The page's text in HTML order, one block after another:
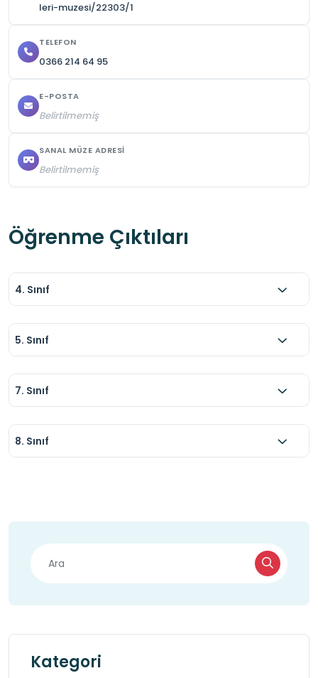
leri-muzesi/22303/1
TELEFON
0366 214 64 95
E-POSTA
Belirtilmemiş
SANAL MÜZE ADRESI
Belirtilmemiş
Öğrenme Çıktıları
4. Sınıf
5. Sınıf
7. Sınıf
8. Sınıf
Kategori